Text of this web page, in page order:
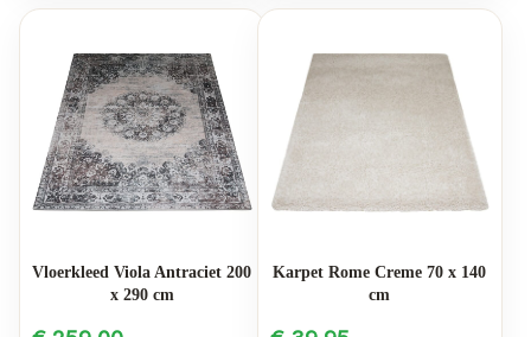
Vloerkleed Viola Antraciet 200
x 290 cm
Karpet Rome Creme 70 x 140
cm